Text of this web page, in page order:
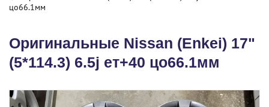
цо66.1мм
Оригинальные Nissan (Enkei) 17"
(5*114.3) 6.5j ет+40 цо66.1мм